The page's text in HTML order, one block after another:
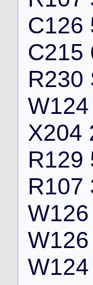
C126
C215
R230
W124
X204
R129
R107
W126
W126
W124